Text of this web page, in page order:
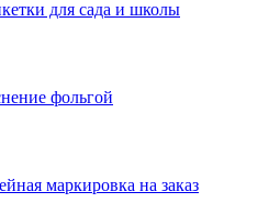
для сада и школы
фольгой
маркировка на заказ